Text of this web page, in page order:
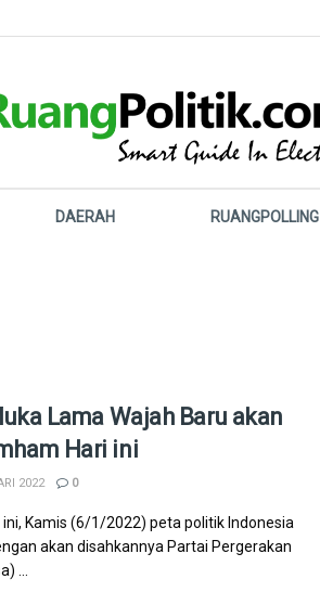
DAERAH RUANGPOLLING
Lama Wajah Baru akan
Hari ini
2022 0
ini, Kamis (6/1/2022) peta politik Indonesia
akan disahkannya Partai Pergerakan
...